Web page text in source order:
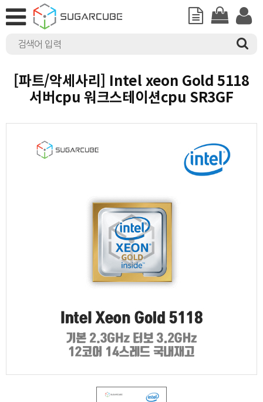
[파트/악세사리] Intel xeon Gold 5118
서버cpu 워크스테이션cpu SR3GF